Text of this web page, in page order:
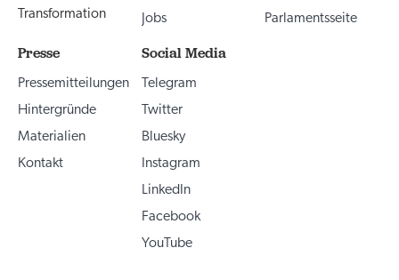
Transformation
Jobs
Parlamentsseite
Presse
Pressemitteilungen
Hintergründe
Materialien
Kontakt
Social Media
Telegram
Twitter
Bluesky
Instagram
LinkedIn
Facebook
YouTube